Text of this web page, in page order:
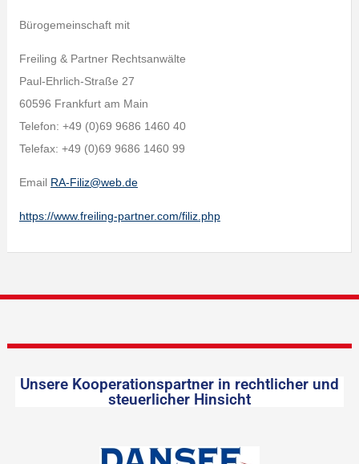
Bürogemeinschaft mit
Freiling & Partner Rechtsanwälte
Paul-Ehrlich-Straße 27
60596 Frankfurt am Main
Telefon: +49 (0)69 9686 1460 40
Telefax: +49 (0)69 9686 1460 99
Email RA-Filiz@web.de
https://www.freiling-partner.com/filiz.php
Unsere Kooperationspartner in rechtlicher und
steuerlicher Hinsicht